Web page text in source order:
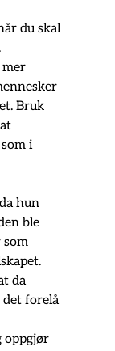
du skal
mer
Bruk
i
hun
ble
som
da
det forelå
oppgjør